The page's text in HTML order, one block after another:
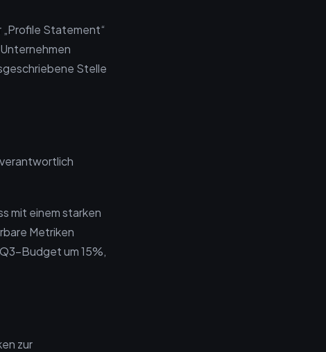
„Profile Statement“
Stelle
mit einem starken
Metriken
Budget um 15%,
zur